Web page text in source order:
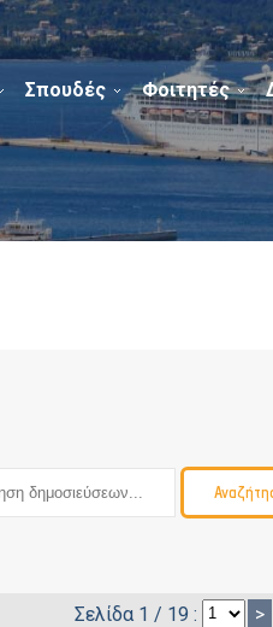
Σπουδές Φοιτητές
Σελίδα 1 / 19 : >